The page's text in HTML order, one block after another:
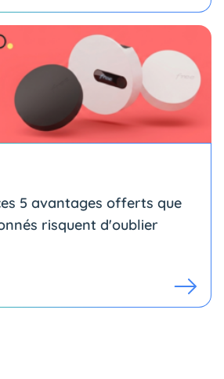
5 avantages offerts que
risquent d'oublier